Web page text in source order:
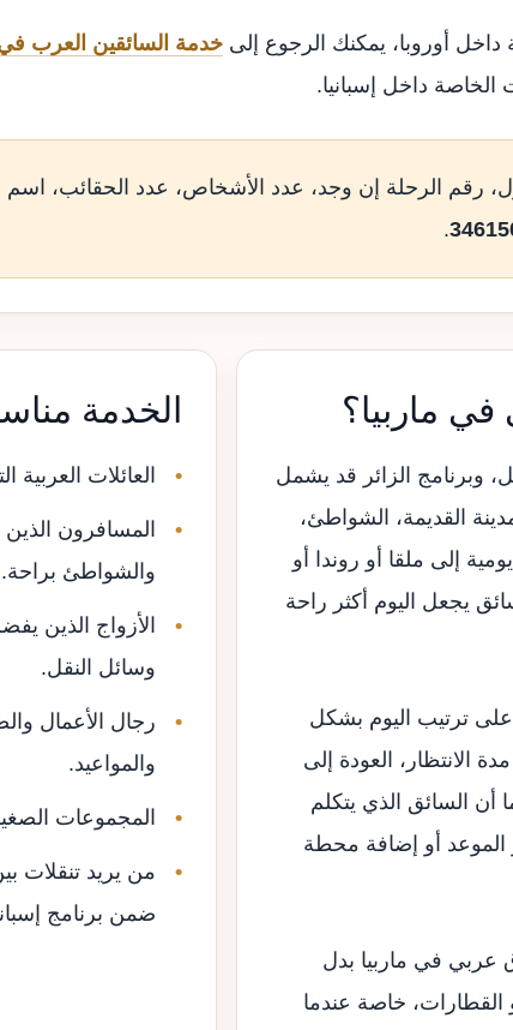
أوروبا، يمكنك الرجوع إلى خدمة السائقين العرب في
الخاصة داخل إسبانيا.
رقم الرحلة إن وجد، عدد الأشخاص، عدد الحقائب، اسم
.
ماربيا؟
وبرنامج الزائر قد يشمل
القديمة، الشواطئ،
إلى ملقا أو روندا أو
يجعل اليوم أكثر راحة
ترتيب اليوم بشكل
الانتظار، العودة إلى
أن السائق الذي يتكلم
الموعد أو إضافة محطة
عربي في ماربيا بدل
القطارات، خاصة عندما
الخدمة
العائلات العربية
المسافرون الذين
والشواطئ براحة.
الأزواج الذين
وسائل النقل.
رجال الأعمال
والمواعيد.
المجموعات
من يريد تنقلات
ضمن برنامج